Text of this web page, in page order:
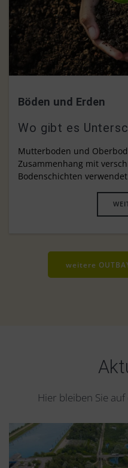
Böden und Erden
Wo gibt es
Mutterboden und
Zusammenhang mit
Bodenschichten
weitere
Hier bleiben Sie